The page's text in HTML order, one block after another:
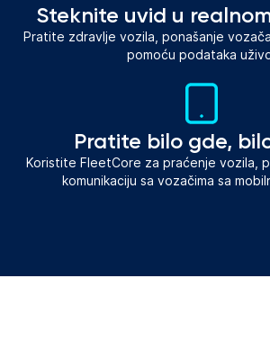
Steknite uvid u
Pratite zdravlje vozila, ponašanje
pomoću podataka
Pratite bilo gde,
Koristite FleetCore za praćenje vozila,
komunikaciju sa vozačima sa